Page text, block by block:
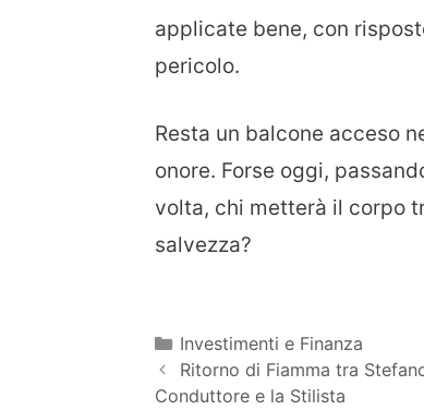
applicate bene, con
pericolo.
Resta un balcone acceso
onore. Forse oggi,
volta, chi metterà il corpo
salvezza?
Categorie
Investimenti e Finanza
Ritorno di Fiamma tra
Conduttore e la Stilista